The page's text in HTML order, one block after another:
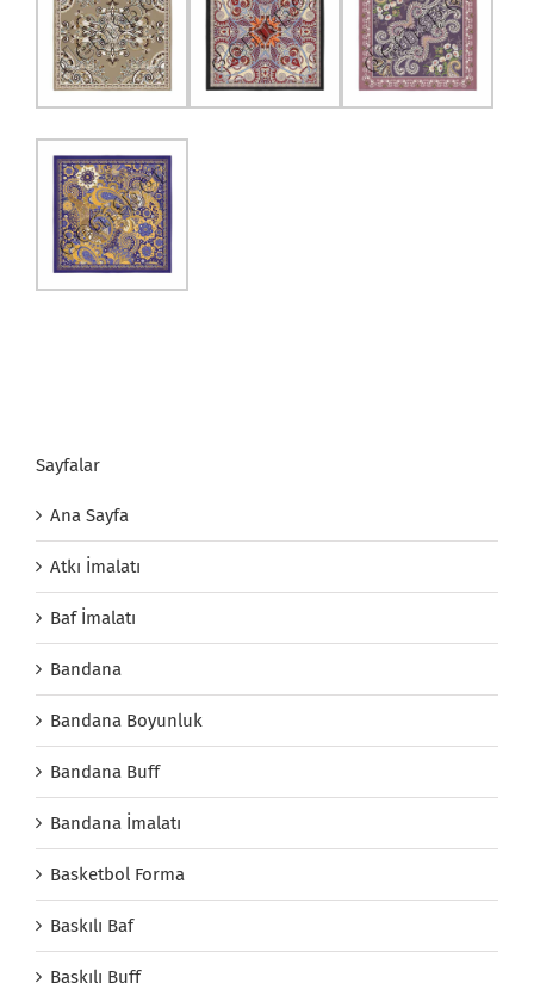
Sayfalar
Ana Sayfa
Atkı İmalatı
Baf İmalatı
Bandana
Bandana Boyunluk
Bandana Buff
Bandana İmalatı
Basketbol Forma
Baskılı Baf
Baskılı Buff